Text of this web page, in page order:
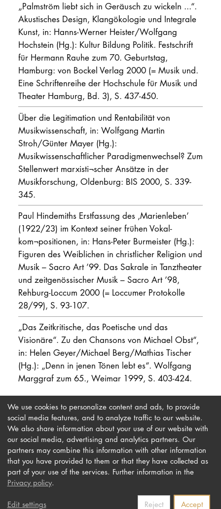
„Palmström liebt sich in Geräusch zu wickeln ...“.
Akustisches Design, Klangökologie und Integrale
Kunst, in: Hanns-Werner Heister/Wolfgang
Hochstein (Hg.): Kultur Bildung Politik. Festschrift
für Hermann Rauhe zum 70. Geburtstag,
Hamburg: von Bockel Verlag 2000 (= Musik und.
Eine Schriftenreihe der Hochschule für Musik und
Theater Hamburg, Bd. 3), S. 437-450.
Über die Legitimation und Rentabilität von
Musikwissenschaft, in: Wolfgang Martin
Stroh/Günter Mayer (Hg.):
Musikwissenschaftlicher Paradigmenwechsel? Zum
Stellenwert marxisti¬scher Ansätze in der
Musikforschung, Oldenburg: BIS 2000, S. 339-
345.
Paul Hindemiths Erstfassung des ‚Marienleben’
(1922/23) im Kontext seiner frühen Vokal-
kom¬positionen, in: Hans-Peter Burmeister (Hg.):
Figuren des Weiblichen in christlicher Religion und
Musik – Sacro Art ’99. Das Sakrale in Tanztheater
und zeitgenössischer Musik – Sacro Art ’98,
Rehburg-Loccum 2000 (= Loccumer Protokolle
28/99), S. 93-107.
„Das Zeitkritische, das Poetische und das
Visionäre“. Zu den Chansons von Michael Obst“,
in: Helen Geyer/Michael Berg/Mathias Tischer
(Hg.): „Denn in jenen Tönen lebt es“. Wolfgang
Marggraf zum 65., Weimar 1999, S. 403-424.
Imprint
Privacy
Contact us
Newsletter
Accessibility
We use cookies to personalize content and ads, to provide
social media features, and to analyze traffic to our website.
We also share information about your use of our website with
our social media, advertising and analytics partners. Our
partners may combine this information with other information
that you have provided to them or that they have collected as
part of your use of the services. Further information in the
Privacy policy.
Edit settings Reject Accept